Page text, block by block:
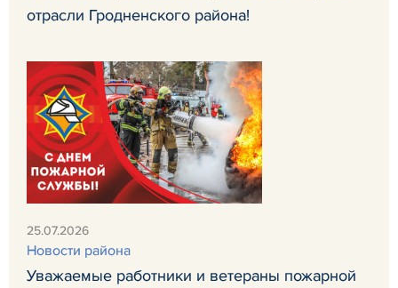
отрасли Гродненского района!
25.07.2026
Новости района
Уважаемые работники и ветераны пожарной